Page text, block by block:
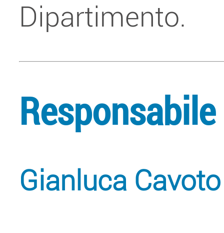
Dipartimento.
Responsabile
Gianluca Cavoto